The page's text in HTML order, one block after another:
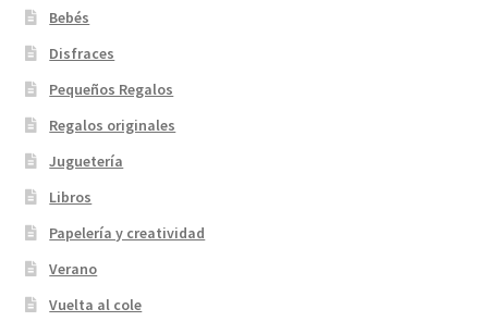
Bebés
Disfraces
Pequeños Regalos
Regalos originales
Juguetería
Libros
Papelería y creatividad
Verano
Vuelta al cole